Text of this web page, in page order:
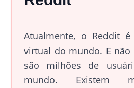
Atualmente, o Reddit
virtual do mundo. E não
são milhões de
mundo. Existem